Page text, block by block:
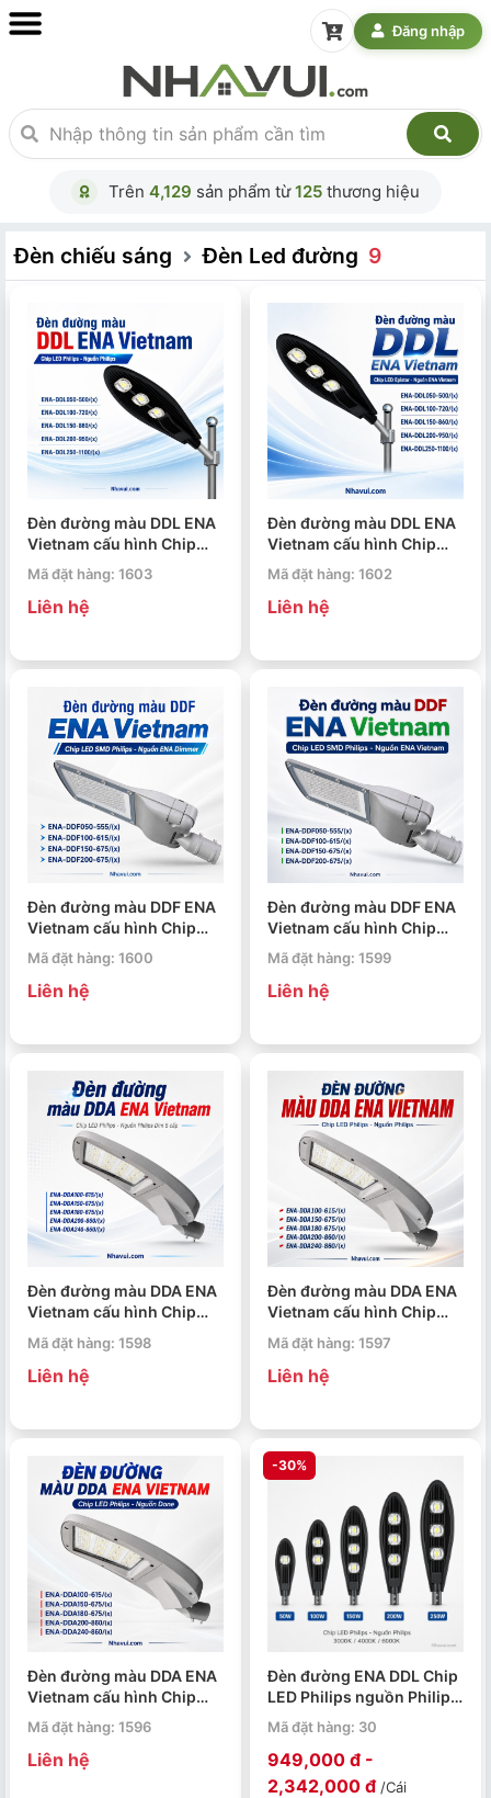
Đăng nhập
Trên 4,129 sản phẩm từ125 thương hiệu
Đèn chiếu sáng Đèn Led đường 9
Đèn đường màu DDL ENA
Vietnam cấu hình Chip
LED Philips – Nguồn
Philips
Mã đặt hàng: 1603
Liên hệ
Đèn đường màu DDL ENA
Vietnam cấu hình Chip
LED Epistar – Nguồn ENA
Vietnam
Mã đặt hàng: 1602
Liên hệ
Đèn đường màu DDF ENA
Vietnam cấu hình Chip
LED SMD Philips – Nguồn
ENA Dimmer
Mã đặt hàng: 1600
Liên hệ
Đèn đường màu DDF ENA
Vietnam cấu hình Chip
LED SMD Philips – Nguồn
ENA Vietnam
Mã đặt hàng: 1599
Liên hệ
Đèn đường màu DDA ENA
Vietnam cấu hình Chip
Philips Dim 5 cấp
Mã đặt hàng: 1598
Liên hệ
Đèn đường màu DDA ENA
Vietnam cấu hình Chip
Philips
Mã đặt hàng: 1597
Liên hệ
Đèn đường màu DDA ENA
Vietnam cấu hình Chip
LED Philips – Nguồn Done
Mã đặt hàng: 1596
Liên hệ
-30%
Đèn đường ENA DDL Chip
LED Philips nguồn Philips
50W 100W 150W 200W
250W
Mã đặt hàng: 30
949,000 đ -
2,342,000 đ /Cái